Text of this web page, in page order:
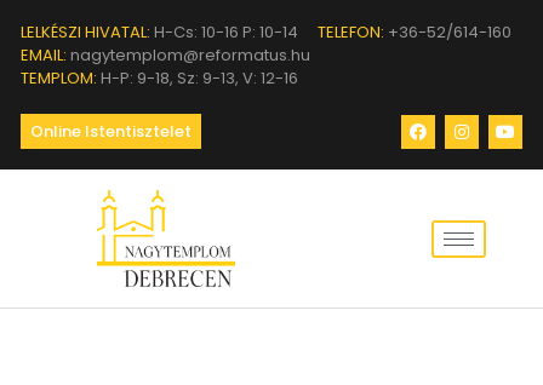
LELKÉSZI HIVATAL: H-Cs: 10-16 P: 10-14 TELEFON: +36-52/614-160
EMAIL: nagytemplom@reformatus.hu
TEMPLOM: H-P: 9-18, Sz: 9-13, V: 12-16
Online Istentisztelet